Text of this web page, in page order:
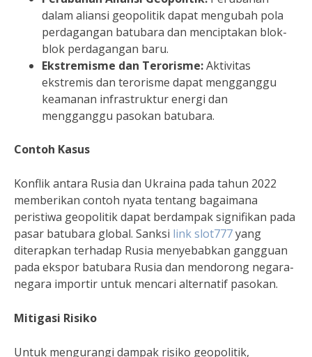
dalam aliansi geopolitik dapat mengubah pola
perdagangan batubara dan menciptakan blok-
blok perdagangan baru.
Ekstremisme dan Terorisme:Aktivitas
ekstremis dan terorisme dapat mengganggu
keamanan infrastruktur energi dan
mengganggu pasokan batubara.
Contoh Kasus
Konflik antara Rusia dan Ukraina pada tahun 2022
memberikan contoh nyata tentang bagaimana
peristiwa geopolitik dapat berdampak signifikan pada
pasar batubara global. Sanksi link slot777yang
diterapkan terhadap Rusia menyebabkan gangguan
pada ekspor batubara Rusia dan mendorong negara-
negara importir untuk mencari alternatif pasokan.
Mitigasi Risiko
Untuk mengurangi dampak risiko geopolitik,